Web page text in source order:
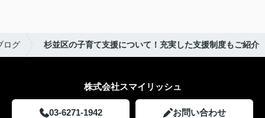
ログ 杉並区の子育て支援について！充実した支援制度もご紹介
株式会社スマイリッシュ
03-6271-1942 お問い合わせ